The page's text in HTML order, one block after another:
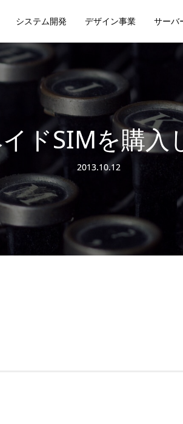
システム開発 デザイン事業 サーバ
ドSIMを購入
2013.10.12